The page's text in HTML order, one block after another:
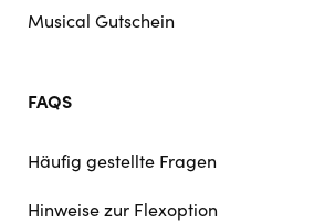
Musical Gutschein
FAQS
Häufig gestellte Fragen
Hinweise zur Flexoption